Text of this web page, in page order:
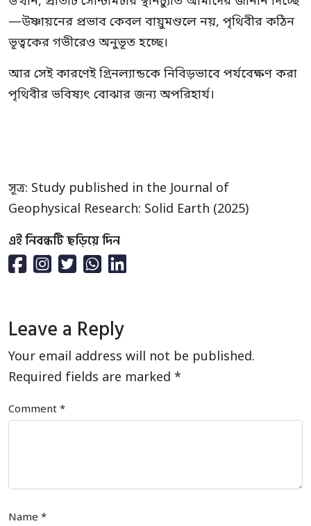
—উষ্ণায়নের প্রভাব কেবল বায়ুমণ্ডলে নয়, পৃথিবীর কঠিন
ভূত্বকের গভীরেও অনুভূত হচ্ছে।
আর সেই কারণেই গ্রিনল্যান্ডকে নিবিড়ভাবে পর্যবেক্ষণ করা
পৃথিবীর ভবিষ্যৎ বোঝার জন্য অপরিহার্য।
সূত্র: Study published in the Journal of
Geophysical Research: Solid Earth (2025)
এই নিবন্ধটি ছড়িয়ে দিন
Leave a Reply
Your email address will not be published.
Required fields are marked *
Comment *
Name *